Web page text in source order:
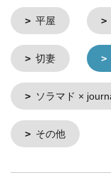
平屋
切妻
ソラマド ×
その他